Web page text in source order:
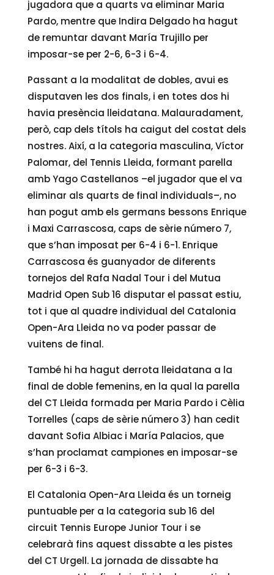
jugadora que a quarts va eliminar Maria
Pardo, mentre que Indira Delgado ha hagut
de remuntar davant María Trujillo per
imposar-se per 2-6, 6-3 i 6-4.
Passant a la modalitat de dobles, avui es
disputaven les dos finals, i en totes dos hi
havia presència lleidatana. Malauradament,
però, cap dels títols ha caigut del costat dels
nostres. Així, a la categoria masculina, Víctor
Palomar, del Tennis Lleida, formant parella
amb Yago Castellanos –el jugador que el va
eliminar als quarts de final individuals–, no
han pogut amb els germans bessons Enrique
i Maxi Carrascosa, caps de sèrie número 7,
que s’han imposat per 6-4 i 6-1. Enrique
Carrascosa és guanyador de diferents
tornejos del Rafa Nadal Tour i del Mutua
Madrid Open Sub 16 disputar el passat estiu,
tot i que al quadre individual del Catalonia
Open-Ara Lleida no va poder passar de
vuitens de final.
També hi ha hagut derrota lleidatana a la
final de doble femenins, en la qual la parella
del CT Lleida formada per Maria Pardo i Cèlia
Torrelles (caps de sèrie número 3) han cedit
davant Sofia Albiac i María Palacios, que
s’han proclamat campiones en imposar-se
per 6-3 i 6-3.
El Catalonia Open-Ara Lleida és un torneig
puntuable per a la categoria sub 16 del
circuit Tennis Europe Junior Tour i se
celebrarà fins aquest dissabte a les pistes
del CT Urgell. La jornada de dissabte ha